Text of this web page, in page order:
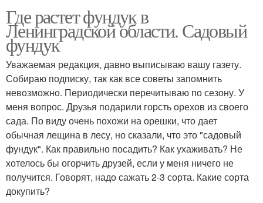
Где растет фундук в
Ленинградской области. Садовый
фундук
Уважаемая редакция, давно выписываю вашу газету.
Собираю подписку, так как все советы запомнить
невозможно. Периодически перечитываю по сезону. У
меня вопрос. Друзья подарили горсть орехов из своего
сада. По виду очень похожи на орешки, что дает
обычная лещина в лесу, но сказали, что это "садовый
фундук". Как правильно посадить? Как ухаживать? Не
хотелось бы огорчить друзей, если у меня ничего не
получится. Го­ворят, надо сажать 2­-3 сорта. Какие сорта
докупить?